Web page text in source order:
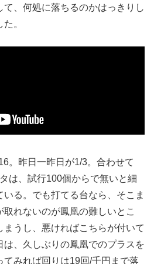
て、何処に落ちるのかはっきりし
。
。昨日一昨日が1/3。合わせて
は、試行100個からで無いと細
る。でも打てる台なら、そこま
れないのが鳳凰の難しいとこ
うし、悪ければこちらが付いて
は、久しぶりの鳳凰でのプラスを
みれば回りは19回/千円まで落